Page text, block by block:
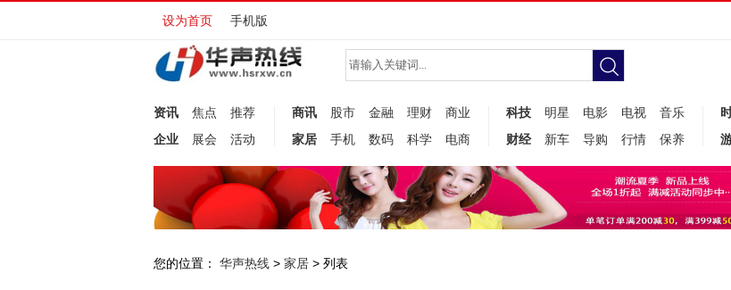
设为首页 手机版
资讯 焦点
推荐
企业
展会 活动
商讯 股市 金融 理财
商业
家居
手机 数码 科学 电商
科技 明星 电影 电视
音乐
财经
新车 导购 行情 保养
您的位置： 华声热线 > 家居 > 列表